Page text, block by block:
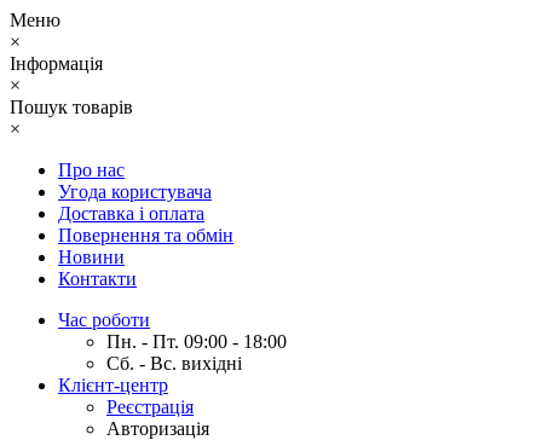
Меню
×
Інформація
×
Пошук товарів
×
Про нас
Угода користувача
Доставка і оплата
Повернення та обмін
Новини
Контакти
Час роботи
Пн. - Пт. 09:00 - 18:00
Сб. - Вс. вихідні
Клієнт-центр
Реєстрація
Авторизація